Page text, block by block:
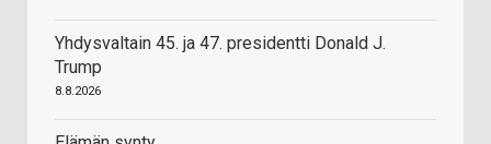
Yhdysvaltain 45. ja 47. presidentti Donald J.
Trump
8.8.2026